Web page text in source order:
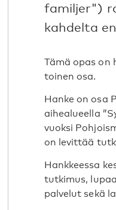
familjer")
kahdelta
Tämä opas on
toinen osa.
Hanke on osa
aihealueella
vuoksi
on levittää
Hankkeessa
tutkimus,
palvelut sekä